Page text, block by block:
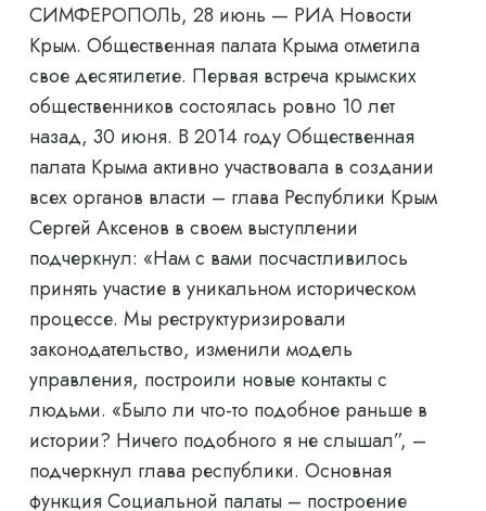
СИМФЕРОПОЛЬ, 28 июнь — РИА Новости
Крым. Общественная палата Крыма отметила
свое десятилетие. Первая встреча крымских
общественников состоялась ровно 10 лет
назад, 30 июня. В 2014 году Общественная
палата Крыма активно участвовала в создании
всех органов власти – глава Республики Крым
Сергей Аксенов в своем выступлении
подчеркнул: «Нам с вами посчастливилось
принять участие в уникальном историческом
процессе. Мы реструктуризировали
законодательство, изменили модель
управления, построили новые контакты с
людьми. «Было ли что-то подобное раньше в
истории? Ничего подобного я не слышал”, –
подчеркнул глава республики. Основная
функция Социальной палаты – построение